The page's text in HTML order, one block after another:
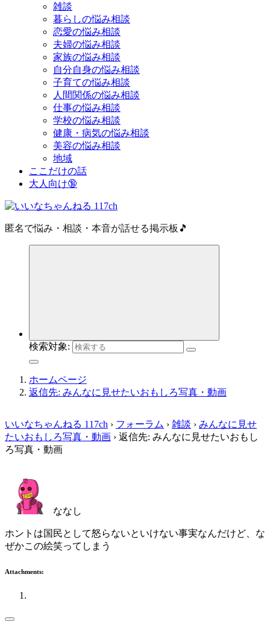
雑談
暮らしの悩み相談
恋愛の悩み相談
夫婦の悩み相談
家族の悩み相談
自分自身の悩み相談
子育ての悩み相談
人間関係の悩み相談
仕事の悩み相談
学校の悩み相談
健康・病気の悩み相談
美容の悩み相談
地域
ここだけの話
大人向け🔞
匿名で悩み・相談・本音が話せる掲示板🎵
検索対象:
ホームページ
返信先: みんなに見せたいおもしろ写真・動画
いいなちゃんねる 117ch › フォーラム › 雑談 › みんなに見せ
たいおもしろ写真・動画 › 返信先: みんなに見せたいおもし
ろ写真・動画
ななし
ホントは国民として怒らないといけない事実なんだけど、な
ぜかこの絵笑ってしまう
Attachments: